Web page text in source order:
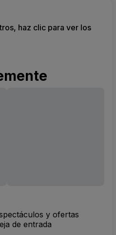
haz clic para ver los
y ofertas
de entrada